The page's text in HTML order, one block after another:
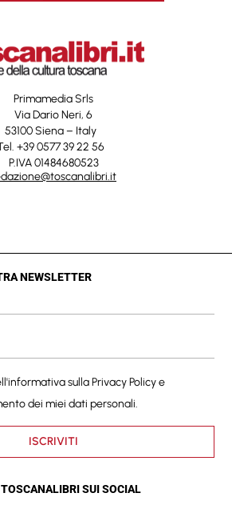
Primamedia Srls
Via Dario Neri, 6
53100 Siena – Italy
+39 0577 39 22 56
P.IVA 01484680523
NEWSLETTER
sullaPrivacy Policye
dei miei dati personali.
ISCRIVITI
SUI SOCIAL